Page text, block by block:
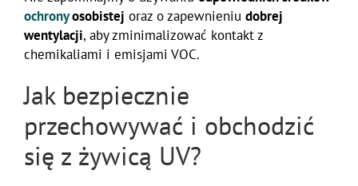
ochronyosobistej oraz o zapewnieniu dobrej
wentylacji, aby zminimalizować kontakt z
chemikaliami i emisjami VOC.
Jak bezpiecznie
przechowywać i obchodzić
się z żywicą UV?